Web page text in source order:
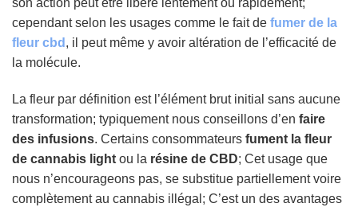
son action peut être libéré lentement ou rapidement;
cependant selon les usages comme le fait de fumer de la
fleur cbd , il peut même y avoir altération de l’efficacité de
la molécule.
La fleur par définition est l’élément brut initial sans aucune
transformation; typiquement nous conseillons d’en faire
des infusions. Certains consommateurs fument la fleur
de cannabis light ou la résine de CBD; Cet usage que
nous n’encourageons pas, se substitue partiellement voire
complètement au cannabis illégal; C’est un des avantages